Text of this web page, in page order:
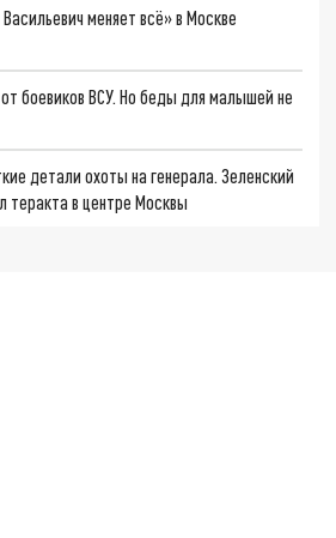
меняет всё» в Москве
боевиков ВСУ. Но беды для малышей не
детали охоты на генерала. Зеленский
теракта в центре Москвы